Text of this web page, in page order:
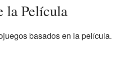
la Película
basados en la película.